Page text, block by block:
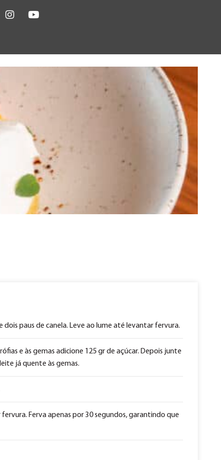
paus de canela. Leve ao lume até levantar fervura.
e às gemas adicione 125 gr de açúcar. Depois junte
já quente às gemas.
Ferva apenas por 30 segundos, garantindo que